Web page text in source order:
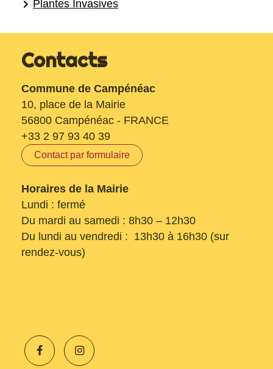
keyboard_arrow_right Plantes Invasives
Contacts
Commune de Campénéac
10, place de la Mairie
56800 Campénéac - FRANCE
+33 2 97 93 40 39
Contact par formulaire
Horaires de la Mairie
Lundi : fermé
Du mardi au samedi : 8h30 – 12h30
Du lundi au vendredi : 13h30 à 16h30 (sur
rendez-vous)